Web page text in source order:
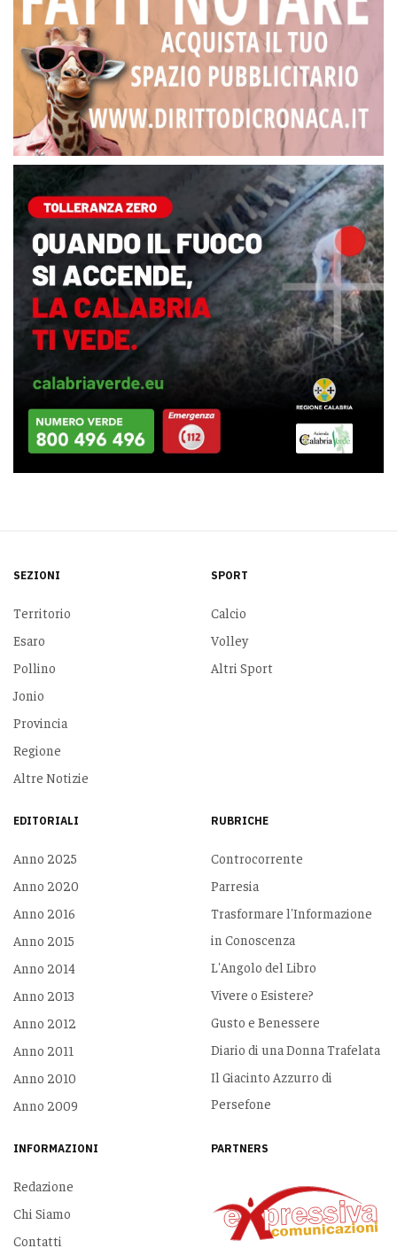
SEZIONI
Territorio
Esaro
Pollino
Jonio
Provincia
Regione
Altre Notizie
SPORT
Calcio
Volley
Altri Sport
EDITORIALI
Anno 2025
Anno 2020
Anno 2016
Anno 2015
Anno 2014
Anno 2013
Anno 2012
Anno 2011
Anno 2010
Anno 2009
RUBRICHE
Controcorrente
Parresia
Trasformare l'Informazione
in Conoscenza
L'Angolo del Libro
Vivere o Esistere?
Gusto e Benessere
Diario di una Donna Trafelata
Il Giacinto Azzurro di
Persefone
INFORMAZIONI
Redazione
Chi Siamo
Contatti
PARTNERS